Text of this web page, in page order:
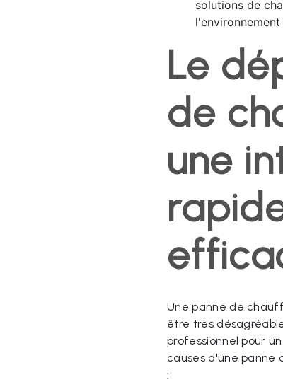
solutions de
Le
de
une
Une panne de
être très
professionnel pour
causes d'une
: